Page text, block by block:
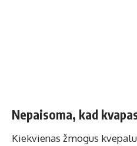
Nepaisoma, kad
Kiekvienas žmogus